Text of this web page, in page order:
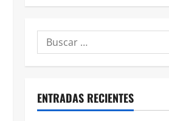
Buscar:
ENTRADAS RECIENTES